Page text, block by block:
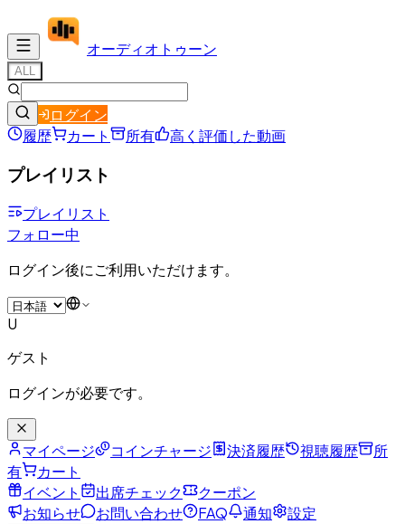
オーディオ トゥーン
ALL
ログイン
履歴
カート 所有 高く評価した動画
プレイリスト
プレイリスト
フォロー中
ログイン後にご利用いただけます。
U
ゲスト
ログインが必要です。
マイページ コインチャージ 決済履歴 視聴履歴
所
有
カート
イベント
出席チェック
クーポン
お知らせ
お問い合わせ FAQ 通知 設定